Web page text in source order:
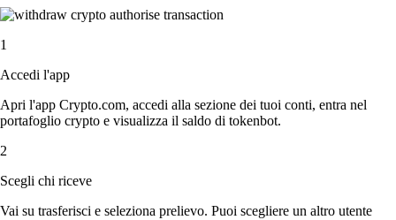
1
Accedi l'app
Apri l'app Crypto.com, accedi alla sezione dei tuoi conti, entra nel
portafoglio crypto e visualizza il saldo di tokenbot.
2
Scegli chi riceve
Vai su trasferisci e seleziona prelievo. Puoi scegliere un altro utente